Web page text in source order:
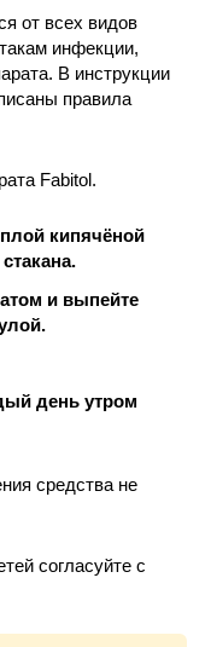
от всех видов
инфекции,
В инструкции
правила
кипячёной
и выпейте
день утром
средства не
согласуйте с